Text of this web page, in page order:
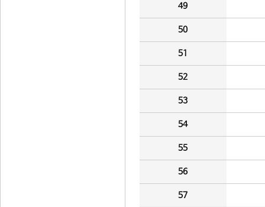
49
50
51
52
53
54
55
56
57